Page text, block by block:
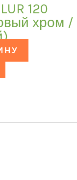
120
хром